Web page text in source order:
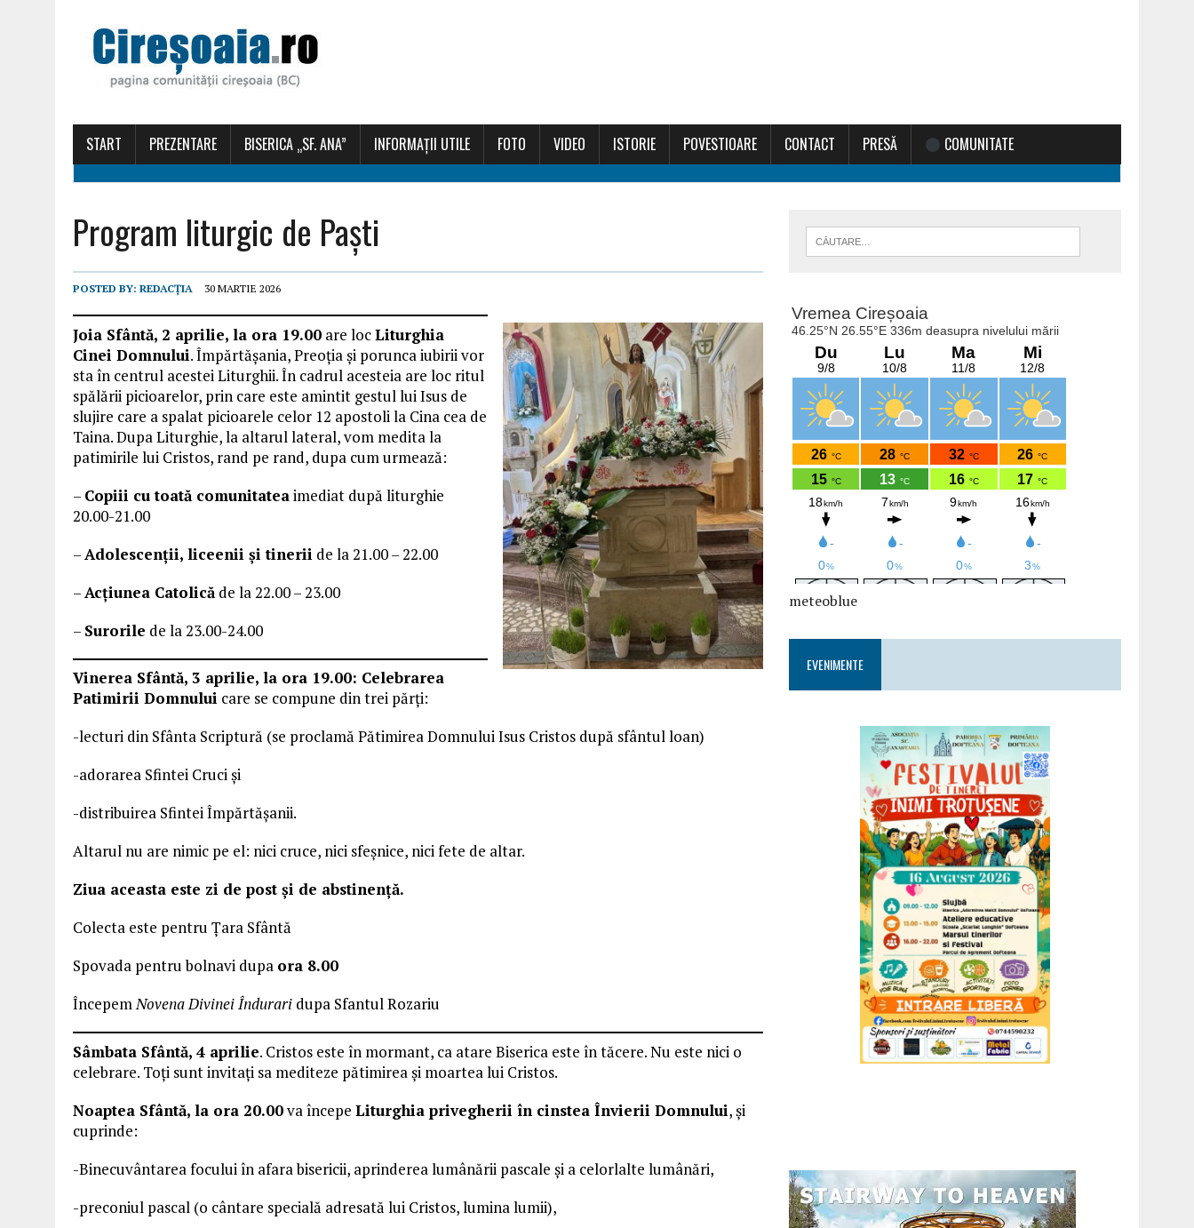
START PREZENTARE BISERICA „SF. ANA” INFORMAȚII UTILE FOTO VIDEO ISTORIE POVESTIOARE CONTACT PRESĂ COMUNITATE
Program liturgic de Paști
POSTED BY: REDACȚIA 30 MARTIE 2026
Joia Sfântă, 2 aprilie, la ora 19.00 are locLiturghia
Cinei Domnului. Împărtășania, Preoția și porunca iubirii vor
sta în centrul acestei Liturghii. În cadrul acesteia are loc ritul
spălării picioarelor, prin care este amintit gestul lui Isus de
slujire care a spalat picioarele celor 12 apostoli la Cina cea de
Taina. Dupa Liturghie, la altarul lateral, vom medita la
patimirile lui Cristos, rand pe rand, dupa cum urmează:
– Copiii cu toată comunitateaimediat după liturghie
20.00-21.00
– Adolescenții, liceenii și tinerii de la 21.00 – 22.00
– Acțiunea Catolică de la 22.00 – 23.00
– Surorile de la 23.00-24.00
Vinerea Sfântă, 3 aprilie, la ora 19.00: Celebrarea
Patimirii Domnului care se compune din trei părți:
-lecturi din Sfânta Scriptură (se proclamă Pătimirea Domnului Isus Cristos după sfântul loan)
-adorarea Sfintei Cruci și
-distribuirea Sfintei Împărtășanii.
Altarul nu are nimic pe el: nici cruce, nici sfeșnice, nici fete de altar.
Ziua aceasta este zi de post și de abstinență.
Colecta este pentru Țara Sfântă
Spovada pentru bolnavi dupa ora 8.00
ÎncepemNovena Divinei Îndurari dupa Sfantul Rozariu
Sâmbata Sfântă, 4 aprilie. Cristos este în mormant, ca atare Biserica este în tăcere. Nu este nici o
celebrare. Toți sunt invitați sa mediteze pătimirea și moartea lui Cristos.
Noaptea Sfântă, la ora 20.00va începe Liturghia privegherii în cinstea Învierii Domnului, și
cuprinde:
-Binecuvântarea focului în afara bisericii, aprinderea lumânării pascale și a celorlalte lumânări,
-preconiul pascal (o cântare specială adresată lui Cristos, lumina lumii),
meteoblue
EVENIMENTE